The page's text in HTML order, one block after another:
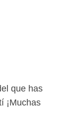
que has
¡Muchas